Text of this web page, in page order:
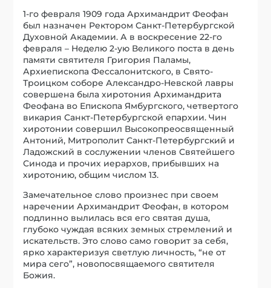
1-го февраля 1909 года Архимандрит Феофан
был назначен Ректором Санкт-Петербургской
Духовной Академии. А в воскресение 22-го
февраля – Неделю 2-ую Великого поста в день
памяти святителя Григория Паламы,
Архиепископа Фессалонитского, в Свято-
Троицком соборе Александро-Невской лавры
совершена была хиротония Архимандрита
Феофана во Епископа Ямбургского, четвертого
викария Санкт-Петербургской епархии. Чин
хиротонии совершил Высокопреосвященный
Антоний, Митрополит Санкт-Петербургский и
Ладожский в сослужении членов Святейшего
Синода и прочих иерархов, прибывших на
хиротонию, общим числом 13.
Замечательное слово произнес при своем
наречении Архимандрит Феофан, в котором
подлинно вылилась вся его святая душа,
глубоко чуждая всяких земных стремлений и
искательств. Это слово само говорит за себя,
ярко характеризуя светлую личность, “не от
мира сего”, новопосвящаемого святителя
Божия.